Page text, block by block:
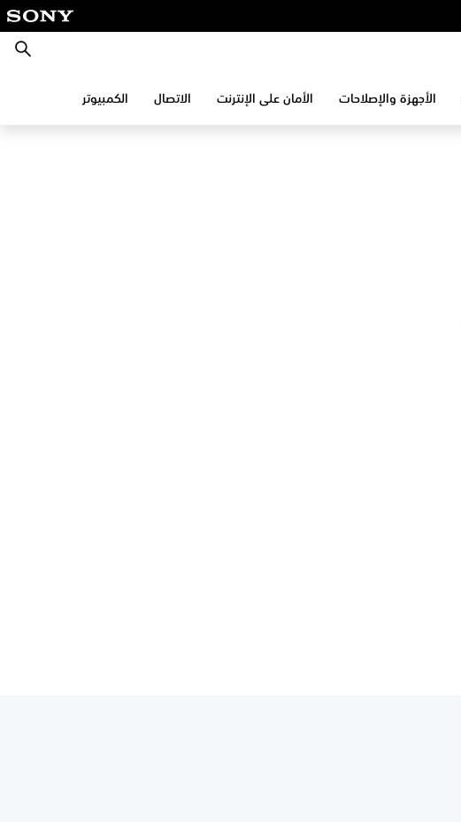
بحث
الأجهزة والإصلاحات الأمان على الإنترنت الاتصال الكمبيوتر